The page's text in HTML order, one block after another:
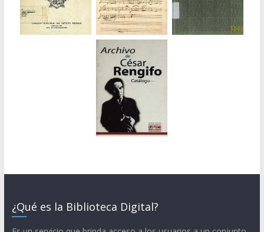
¿Qué es la Biblioteca Digital?